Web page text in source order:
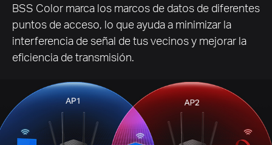
BSS Color marca los marcos de datos de diferentes
puntos de acceso, lo que ayuda a minimizar la
interferencia de señal de tus vecinos y mejorar la
eficiencia de transmisión.